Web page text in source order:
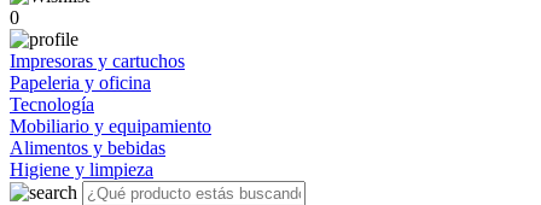
0
Impresoras y cartuchos
Papeleria y oficina
Tecnología
Mobiliario y equipamiento
Alimentos y bebidas
Higiene y limpieza